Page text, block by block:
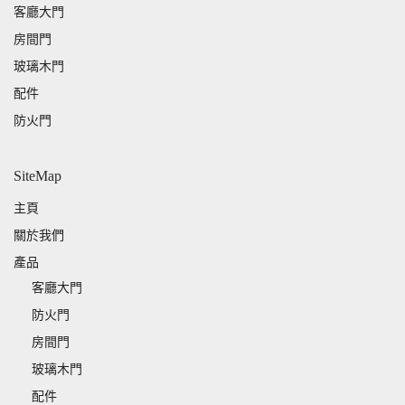
客廳大門
房間門
玻璃木門
配件
防火門
SiteMap
主頁
關於我們
產品
客廳大門
防火門
房間門
玻璃木門
配件